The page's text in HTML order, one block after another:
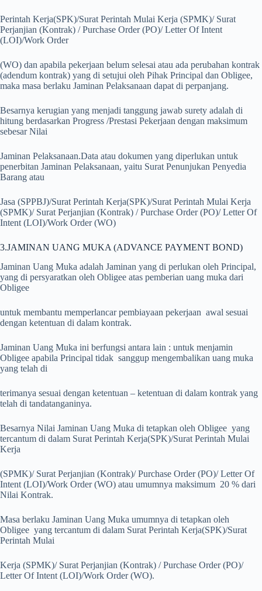
Perintah Kerja(SPK)/Surat Perintah Mulai Kerja (SPMK)/ Surat
Perjanjian (Kontrak) / Purchase Order (PO)/ Letter Of Intent
(LOI)/Work Order
(WO) dan apabila pekerjaan belum selesai atau ada perubahan kontrak
(adendum kontrak) yang di setujui oleh Pihak Principal dan Obligee,
maka masa berlaku Jaminan Pelaksanaan dapat di perpanjang.
Besarnya kerugian yang menjadi tanggung jawab surety adalah di
hitung berdasarkan Progress /Prestasi Pekerjaan dengan maksimum
sebesar Nilai
Jaminan Pelaksanaan.Data atau dokumen yang diperlukan untuk
penerbitan Jaminan Pelaksanaan, yaitu Surat Penunjukan Penyedia
Barang atau
Jasa (SPPBJ)/Surat Perintah Kerja(SPK)/Surat Perintah Mulai Kerja
(SPMK)/ Surat Perjanjian (Kontrak) / Purchase Order (PO)/ Letter Of
Intent (LOI)/Work Order (WO)
3.JAMINAN UANG MUKA (ADVANCE PAYMENT BOND)
Jaminan Uang Muka adalah Jaminan yang di perlukan oleh Principal,
yang di persyaratkan oleh Obligee atas pemberian uang muka dari
Obligee
untuk membantu memperlancar pembiayaan pekerjaan awal sesuai
dengan ketentuan di dalam kontrak.
Jaminan Uang Muka ini berfungsi antara lain : untuk menjamin
Obligee apabila Principal tidak sanggup mengembalikan uang muka
yang telah di
terimanya sesuai dengan ketentuan – ketentuan di dalam kontrak yang
telah di tandatanganinya.
Besarnya Nilai Jaminan Uang Muka di tetapkan oleh Obligee yang
tercantum di dalam Surat Perintah Kerja(SPK)/Surat Perintah Mulai
Kerja
(SPMK)/ Surat Perjanjian (Kontrak)/ Purchase Order (PO)/ Letter Of
Intent (LOI)/Work Order (WO) atau umumnya maksimum 20 % dari
Nilai Kontrak.
Masa berlaku Jaminan Uang Muka umumnya di tetapkan oleh
Obligee yang tercantum di dalam Surat Perintah Kerja(SPK)/Surat
Perintah Mulai
Kerja (SPMK)/ Surat Perjanjian (Kontrak) / Purchase Order (PO)/
Letter Of Intent (LOI)/Work Order (WO).